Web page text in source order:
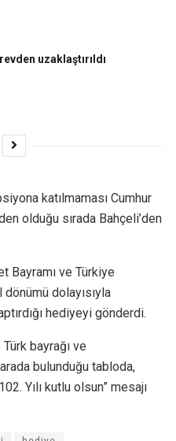
uzaklaştırıldı
katılmaması Cumhur
olduğu sırada Bahçeli’den
Bayramı ve Türkiye
dönümü dolayısıyla
hediyeyi gönderdi.
Türk bayrağı ve
bulunduğu tabloda,
Yılı kutlu olsun” mesajı